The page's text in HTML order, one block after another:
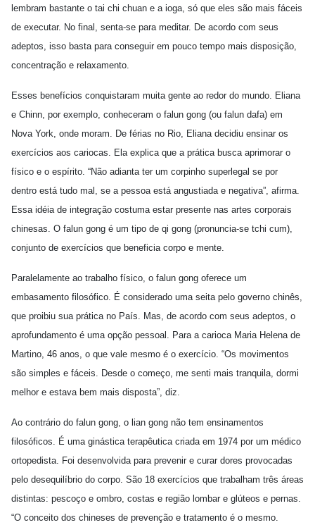
lembram bastante o tai chi chuan e a ioga, só que eles são mais fáceis
de executar. No final, senta-se para meditar. De acordo com seus
adeptos, isso basta para conseguir em pouco tempo mais disposição,
concentração e relaxamento.
Esses benefícios conquistaram muita gente ao redor do mundo. Eliana
e Chinn, por exemplo, conheceram o falun gong (ou falun dafa) em
Nova York, onde moram. De férias no Rio, Eliana decidiu ensinar os
exercícios aos cariocas. Ela explica que a prática busca aprimorar o
físico e o espírito. “Não adianta ter um corpinho superlegal se por
dentro está tudo mal, se a pessoa está angustiada e negativa”, afirma.
Essa idéia de integração costuma estar presente nas artes corporais
chinesas. O falun gong é um tipo de qi gong (pronuncia-se tchi cum),
conjunto de exercícios que beneficia corpo e mente.
Paralelamente ao trabalho físico, o falun gong oferece um
embasamento filosófico. É considerado uma seita pelo governo chinês,
que proibiu sua prática no País. Mas, de acordo com seus adeptos, o
aprofundamento é uma opção pessoal. Para a carioca Maria Helena de
Martino, 46 anos, o que vale mesmo é o exercício. “Os movimentos
são simples e fáceis. Desde o começo, me senti mais tranquila, dormi
melhor e estava bem mais disposta”, diz.
Ao contrário do falun gong, o lian gong não tem ensinamentos
filosóficos. É uma ginástica terapêutica criada em 1974 por um médico
ortopedista. Foi desenvolvida para prevenir e curar dores provocadas
pelo desequilíbrio do corpo. São 18 exercícios que trabalham três áreas
distintas: pescoço e ombro, costas e região lombar e glúteos e pernas.
“O conceito dos chineses de prevenção e tratamento é o mesmo.